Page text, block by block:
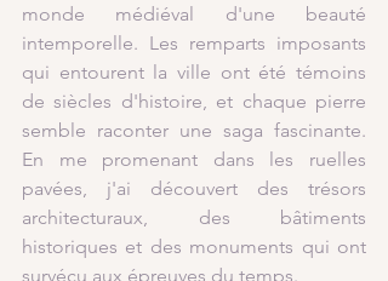
monde médiéval d'une beauté
intemporelle. Les remparts imposants
qui entourent la ville ont été témoins
de siècles d'histoire, et chaque pierre
semble raconter une saga fascinante.
En me promenant dans les ruelles
pavées, j'ai découvert des trésors
architecturaux, des bâtiments
historiques et des monuments qui ont
survécu aux épreuves du temps.